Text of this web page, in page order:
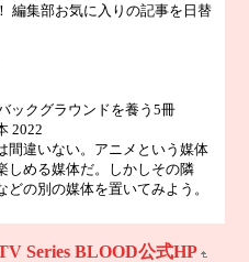
編集部お気に入りの記事を日替
ックグラウンドを養う5冊
2022
間違いない。アニメという媒体
しめる媒体だ。しかしその隣
の別の媒体を置いてみよう。
Series BLOOD公式HP